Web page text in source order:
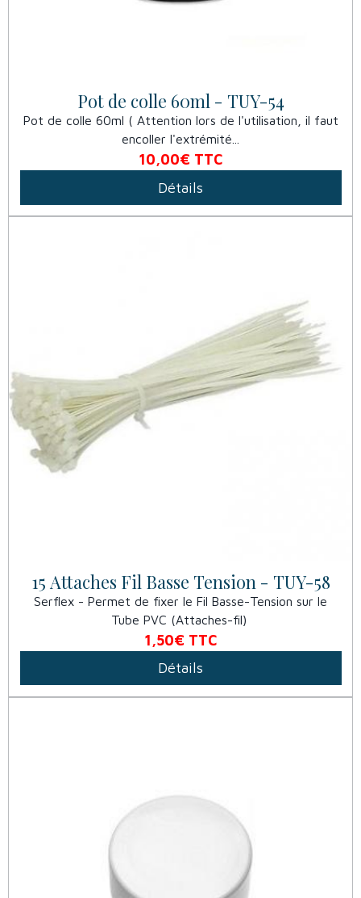
Pot de colle 60ml - TUY-54
Pot de colle 60ml ( Attention lors de l'utilisation, il faut
encoller l'extrémité...
10,00€ TTC
Détails
15 Attaches Fil Basse Tension - TUY-58
Serflex - Permet de fixer le Fil Basse-Tension sur le
Tube PVC (Attaches-fil)
1,50€ TTC
Détails